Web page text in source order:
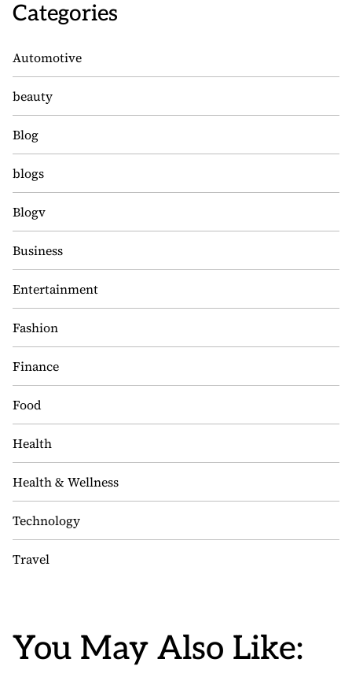
Categories
Automotive
beauty
Blog
blogs
Blogv
Business
Entertainment
Fashion
Finance
Food
Health
Health & Wellness
Technology
Travel
You May Also Like: